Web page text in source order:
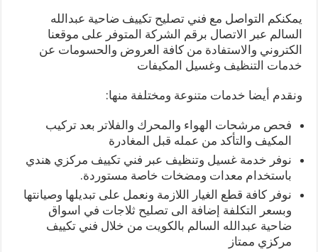
يمكنكم التواصل مع فني تصليح تكييف ضاحية عبدالله
السالم عبر الاتصال برقم الشركة المتوفر على موقعنا
الكتروني والاستفادة من كافة العروض والحسومات عن
خدمات التنظيف وغسيل المكيفات
ونقدم أيضا خدمات متنوعة ومختلفة منها:
فحص مرشحات الهواء والمحرك والفلاتر بعد تركيب
المكيف والتأكد من عمله قبل المغادرة
نوفر خدمة غسيل وتنظيف عبر فني تكييف مركزي هندي
باستخدام معدات ومضخات خاصة مستوردة.
نوفر كافة قطع الغيار اللازمة ونعمل على تبديلها وصيانتها
وبسعر التكلفة إضافة الى تصليح ثلاجات في اسواق
ضاحية عبدالله السالم بالكويت من خلال فني تكييف
مركزي ممتاز